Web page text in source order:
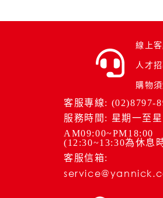
線上客
人才
購物須
客服專線: (02)8797-
服務時間: 星期一至星
AM09:00~PM18:00
(12:30~13:30為休息
客服信箱: